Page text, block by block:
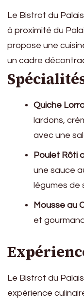
Le Bistrot du
à proximité du
propose une
un cadre
Quiche
lardons,
avec une
Poulet Rôti
une sauce
légumes de
Mousse au
et
Le Bistrot du
expérience